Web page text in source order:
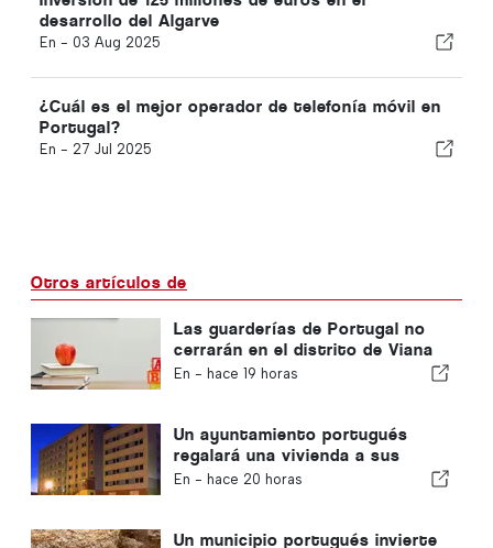
desarrollo del Algarve
En - 03 Aug 2025
¿Cuál es el mejor operador de telefonía móvil en
Portugal?
En - 27 Jul 2025
Otros artículos de
Las guarderías de Portugal no
cerrarán en el distrito de Viana
do Castelo
En - hace 19 horas
Un ayuntamiento portugués
regalará una vivienda a sus
ciudadanos
En - hace 20 horas
Un municipio portugués invierte